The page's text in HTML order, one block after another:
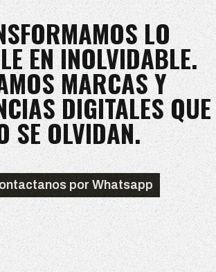
LO
EN INOLVIDABLE.
MARCAS Y
DIGITALES QUE
SE OLVIDAN.
por Whatsapp